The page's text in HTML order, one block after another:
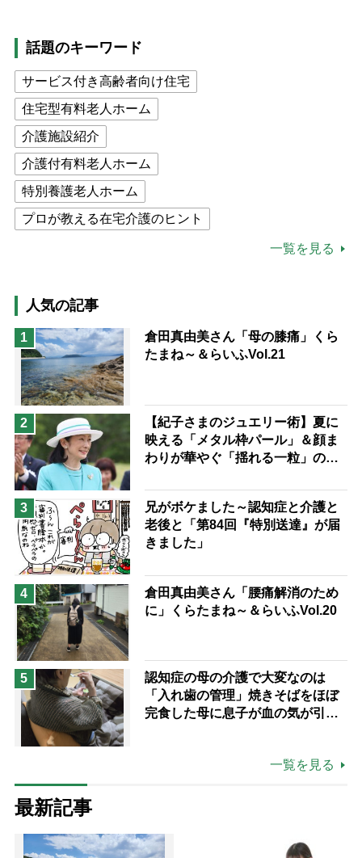
話題のキーワード
サービス付き高齢者向け住宅
住宅型有料老人ホーム
介護施設紹介
介護付有料老人ホーム
特別養護老人ホーム
プロが教える在宅介護のヒント
猫が母になつきません
息子の遠距離介護サバイバル術
兄がボケました
便利なサービス
予防法
一覧を見る
人気の記事
1
倉田真由美さん「母の膝痛」くら
たまね～＆らいふVol.21
2
【紀子さまのジュエリー術】夏に
映える「メタル枠パール」＆顔ま
わりが華やぐ「揺れる一粒」の使
3
兄がボケました～認知症と介護と
老後と「第84回『特別送達』が届
きました」
4
倉田真由美さん「腰痛解消のため
に」くらたまね～＆らいふVol.20
5
認知症の母の介護で大変なのは
「入れ歯の管理」焼きそばをほぼ
完食した母に息子が血の気が引い
一覧を見る
最新記事